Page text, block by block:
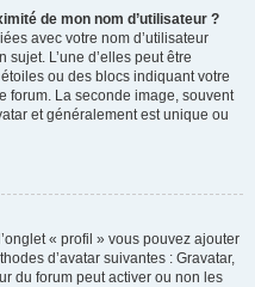
de mon nom d’utilisateur ?
avec votre nom d’utilisateur
sujet. L’une d’elles peut être
ou des blocs indiquant votre
forum. La seconde image, souvent
et généralement est unique ou
« profil » vous pouvez ajouter
d’avatar suivantes : Gravatar,
du forum peut activer ou non les